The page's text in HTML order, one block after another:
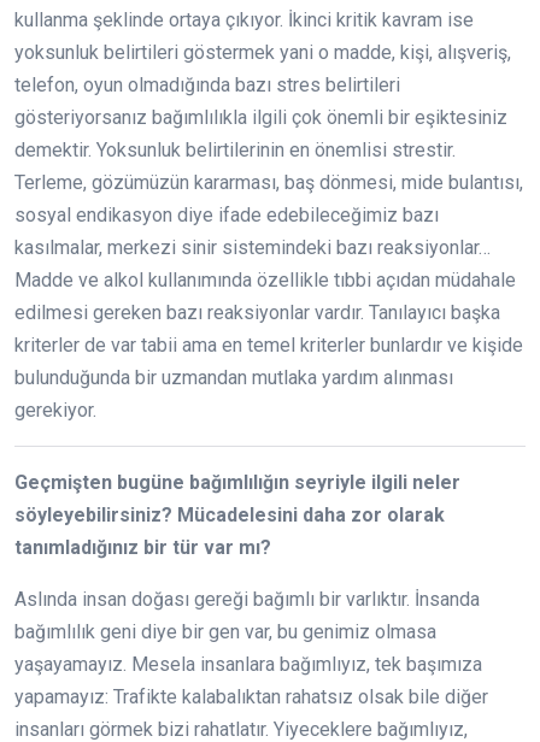
kullanma şeklinde ortaya çıkıyor. İkinci kritik kavram ise
yoksunluk belirtileri göstermek yani o madde, kişi, alışveriş,
telefon, oyun olmadığında bazı stres belirtileri
gösteriyorsanız bağımlılıkla ilgili çok önemli bir eşiktesiniz
demektir. Yoksunluk belirtilerinin en önemlisi strestir.
Terleme, gözümüzün kararması, baş dönmesi, mide bulantısı,
sosyal endikasyon diye ifade edebileceğimiz bazı
kasılmalar, merkezi sinir sistemindeki bazı reaksiyonlar…
Madde ve alkol kullanımında özellikle tıbbi açıdan müdahale
edilmesi gereken bazı reaksiyonlar vardır. Tanılayıcı başka
kriterler de var tabii ama en temel kriterler bunlardır ve kişide
bulunduğunda bir uzmandan mutlaka yardım alınması
gerekiyor.
Geçmişten bugüne bağımlılığın seyriyle ilgili neler
söyleyebilirsiniz? Mücadelesini daha zor olarak
tanımladığınız bir tür var mı?
Aslında insan doğası gereği bağımlı bir varlıktır. İnsanda
bağımlılık geni diye bir gen var, bu genimiz olmasa
yaşayamayız. Mesela insanlara bağımlıyız, tek başımıza
yapamayız: Trafikte kalabalıktan rahatsız olsak bile diğer
insanları görmek bizi rahatlatır. Yiyeceklere bağımlıyız,